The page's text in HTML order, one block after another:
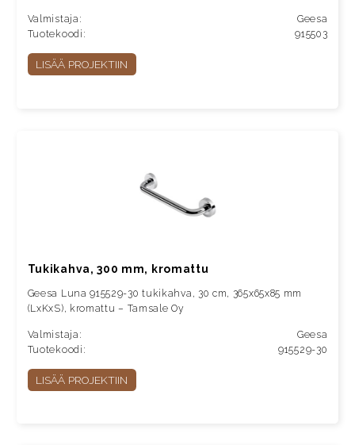
Valmistaja:
Geesa
Tuotekoodi:
915503
LISÄÄ PROJEKTIIN
Tukikahva, 300 mm, kromattu
Geesa Luna 915529-30 tukikahva, 30 cm, 365x65x85 mm
(LxKxS), kromattu – Tamsale Oy
Valmistaja:
Geesa
Tuotekoodi:
915529-30
LISÄÄ PROJEKTIIN